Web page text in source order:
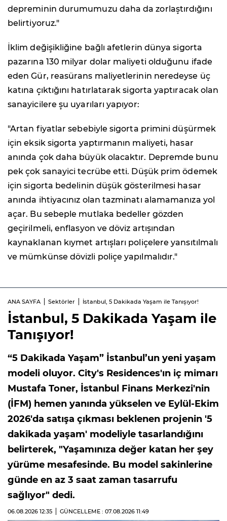
depreminin durumumuzu daha da zorlaştırdığını
belirtiyoruz."
İklim değişikliğine bağlı afetlerin dünya sigorta
pazarına 130 milyar dolar maliyeti olduğunu ifade
eden Gür, reasürans maliyetlerinin neredeyse üç
katına çıktığını hatırlatarak sigorta yaptıracak olan
sanayicilere şu uyarıları yapıyor:
"Artan fiyatlar sebebiyle sigorta primini düşürmek
için eksik sigorta yaptırmanın maliyeti, hasar
anında çok daha büyük olacaktır. Depremde bunu
pek çok sanayici tecrübe etti. Düşük prim ödemek
için sigorta bedelinin düşük gösterilmesi hasar
anında ihtiyacınız olan tazminatı alamamanıza yol
açar. Bu sebeple mutlaka bedeller gözden
geçirilmeli, enflasyon ve döviz artışından
kaynaklanan kıymet artışları poliçelere yansıtılmalı
ve mümkünse dövizli poliçe yapılmalıdır."
ANA SAYFA Sektörler İstanbul, 5 Dakikada Yaşam ile Tanışıyor!
İstanbul, 5 Dakikada Yaşam ile
Tanışıyor!
“5 Dakikada Yaşam” İstanbul’un yeni yaşam
modeli oluyor. City's Residences'ın iç mimarı
Mustafa Toner, İstanbul Finans Merkezi'nin
(İFM) hemen yanında yükselen ve Eylül-Ekim
2026'da satışa çıkması beklenen projenin '5
dakikada yaşam' modeliyle tasarlandığını
belirterek, "Yaşamınıza değer katan her şey
yürüme mesafesinde. Bu model sakinlerine
günde en az 3 saat zaman tasarrufu
sağlıyor" dedi.
06.08.2026 12:35 GÜNCELLEME : 07.08.2026 11:49